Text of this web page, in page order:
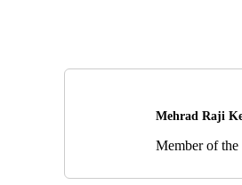
Mehrad Raji
Member of the